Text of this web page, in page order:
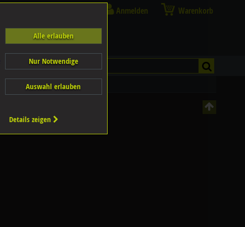
Anmelden Warenkorb
Alle erlauben
Nur Notwendige
Auswahl erlauben
Details zeigen